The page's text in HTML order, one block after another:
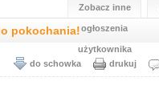
Zobacz inne
ogłoszenia
użytkownika
pokochania!
do schowka drukuj